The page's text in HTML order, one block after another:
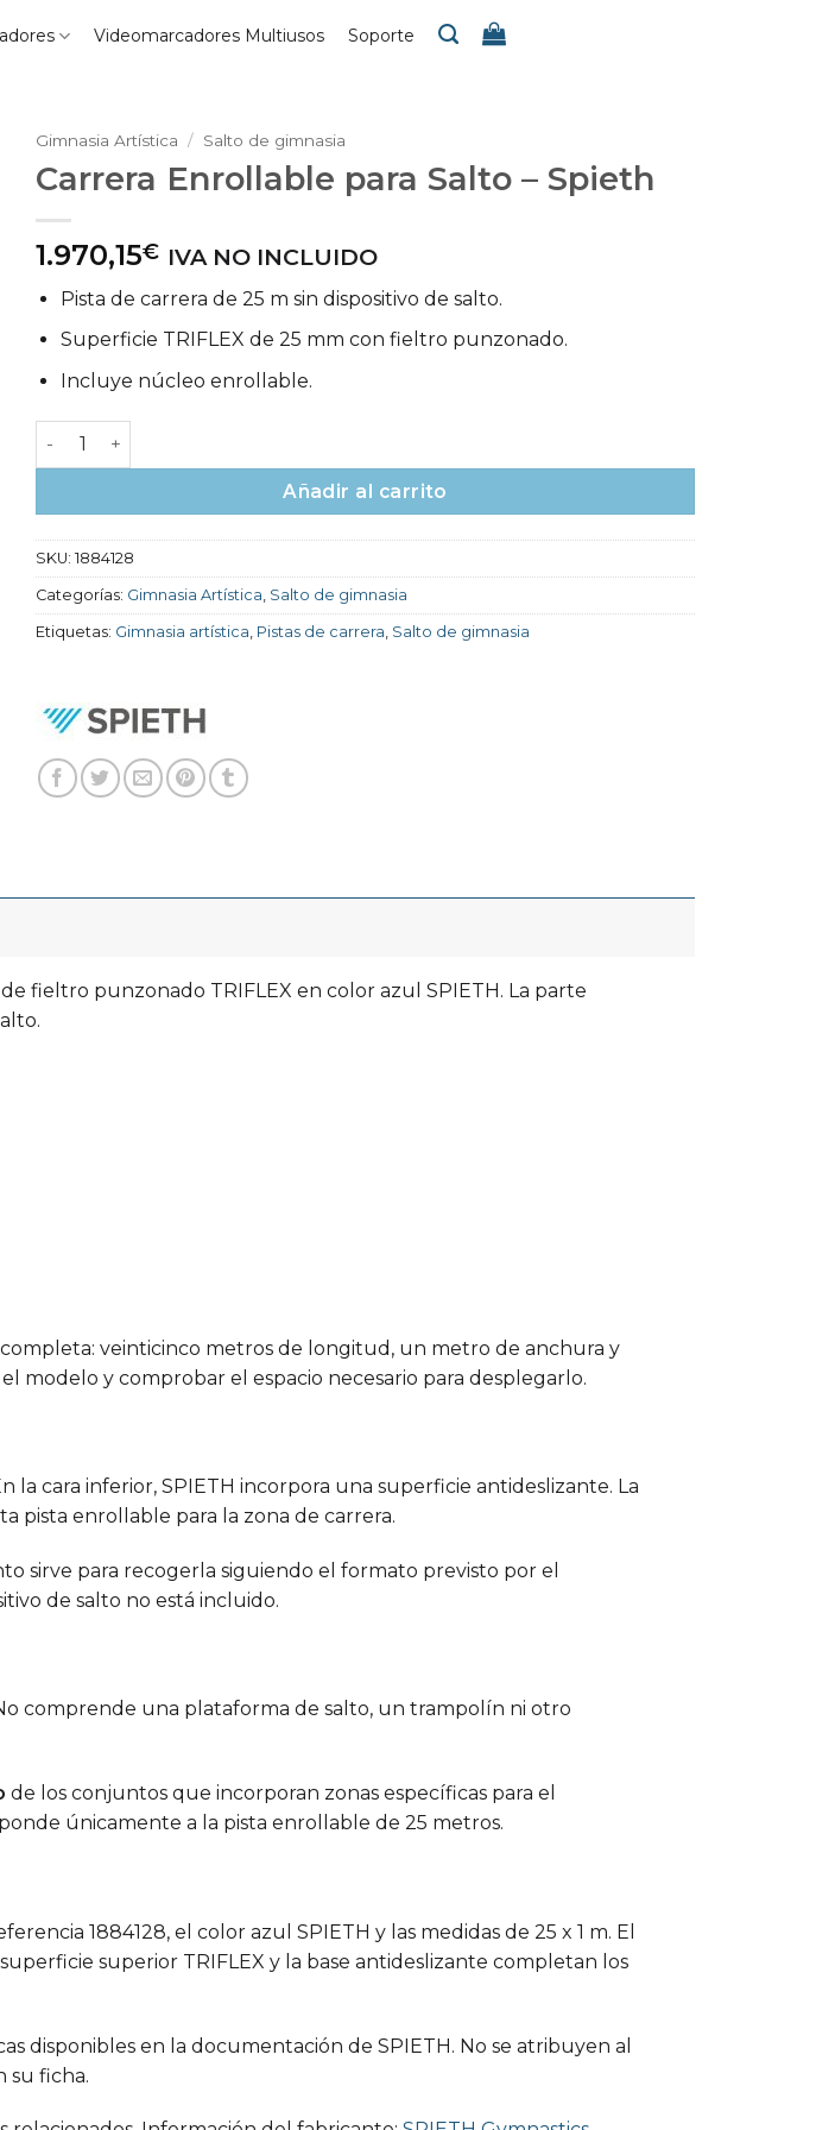
Videomarcadores Multiusos Soporte
Gimnasia Artística / Salto de gimnasia
Carrera Enrollable para Salto – Spieth
1.970,15€ IVA NO INCLUIDO
Pista de carrera de 25 m sin dispositivo de salto.
Superficie TRIFLEX de 25 mm con fieltro punzonado.
Incluye núcleo enrollable.
Carrera Enrollable para Salto - Spieth cantidad
Añadir al carrito
SKU: 1884128
Categorías: Gimnasia Artística Salto de gimnasia
Etiquetas: Gimnasia artística Pistas de carrera Salto de gimnasia
fieltro punzonado TRIFLEX en color azul SPIETH. La parte
veinticinco metros de longitud, un metro de anchura y
modelo y comprobar el espacio necesario para desplegarlo.
la cara inferior, SPIETH incorpora una superficie antideslizante. La
pista enrollable para la zona de carrera.
sirve para recogerla siguiendo el formato previsto por el
de salto no está incluido.
comprende una plataforma de salto, un trampolín ni otro
de los conjuntos que incorporan zonas específicas para el
únicamente a la pista enrollable de 25 metros.
1884128, el color azul SPIETH y las medidas de 25 x 1 m. El
superior TRIFLEX y la base antideslizante completan los
disponibles en la documentación de SPIETH. No se atribuyen al
su ficha.